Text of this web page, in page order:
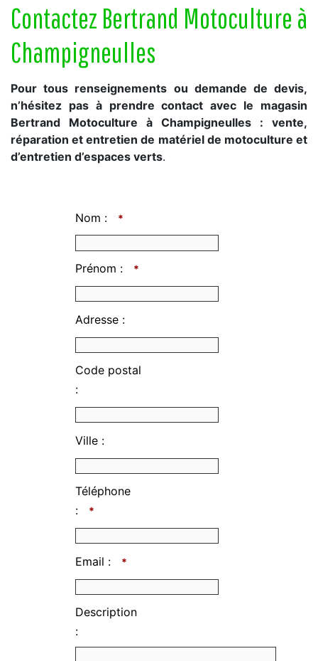
Contactez Bertrand Motoculture à
Champigneulles
Pour tous renseignements ou demande de devis,
n’hésitez pas à prendre contact avec le magasin
Bertrand Motoculture à Champigneulles : vente,
réparation et entretien de matériel de motoculture et
d’entretien d’espaces verts.
Nom : *
Prénom : *
Adresse :
Code postal
:
Ville :
Téléphone
:
*
Email : *
Description
: